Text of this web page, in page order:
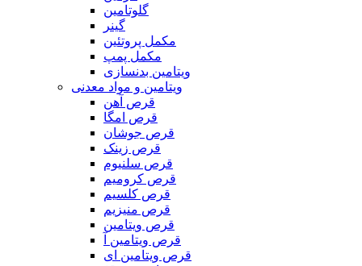
گلوتامین
گینر
مکمل پروتئین
مکمل پمپ
ویتامین بدنسازی
ویتامین و مواد معدنی
قرص آهن
قرص امگا
قرص جوشان
قرص زینک
قرص سلنیوم
قرص کرومیم
قرص کلسیم
قرص منیزیم
قرص ویتامین
قرص ویتامین آ
قرص ویتامین ای